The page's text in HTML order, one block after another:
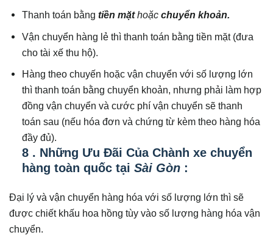
Thanh toán bằngtiền mặthoặcchuyển khoản.
Vận chuyển hàng lẻ thì thanh toán bằng tiền mặt (đưa
cho tài xế thu hộ).
Hàng theo chuyến hoặc vận chuyển với số lượng lớn
thì thanh toán bằng chuyển khoản, nhưng phải làm hợp
đồng vận chuyển và cước phí vận chuyển sẽ thanh
toán sau (nếu hóa đơn và chứng từ kèm theo hàng hóa
đầy đủ).
8 . Những Ưu Đãi Của Chành xe chuyển
hàng toàn quốc tạiSài Gòn :
Đại lý và vận chuyển hàng hóa với số lượng lớn thì sẽ
được chiết khấu hoa hồng tùy vào số lượng hàng hóa vận
chuyển.